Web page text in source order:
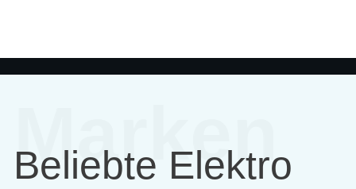
Marken
Beliebte Elektro